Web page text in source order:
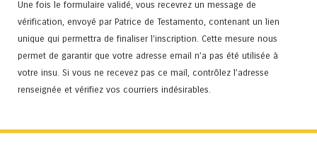
Une fois le formulaire validé, vous recevrez un message de
vérification, envoyé par Patrice de Testamento, contenant un lien
unique qui permettra de finaliser l'inscription. Cette mesure nous
permet de garantir que votre adresse email n’a pas été utilisée à
votre insu. Si vous ne recevez pas ce mail, contrôlez l’adresse
renseignée et vérifiez vos courriers indésirables.